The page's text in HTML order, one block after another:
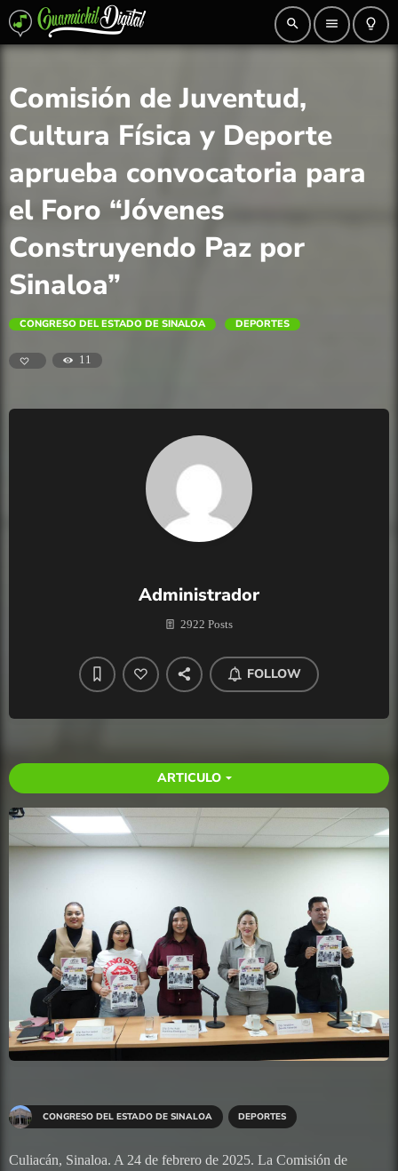
search menu lightbulb_outline
Comisión de Juventud,
Cultura Física y Deporte
aprueba convocatoria para
el Foro “Jóvenes
Construyendo Paz por
Sinaloa”
CONGRESO DEL ESTADO DE SINALOA DEPORTES
11
Administrador
2922 Posts
FOLLOW
ARTICULO arrow_drop_down
CONGRESO DEL ESTADO DE SINALOA DEPORTES
Culiacán, Sinaloa. A 24 de febrero de 2025. La Comisión de